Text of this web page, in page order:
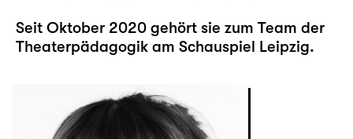
Seit Oktober 2020 gehört sie zum Team der
Theaterpädagogik am Schauspiel Leipzig.